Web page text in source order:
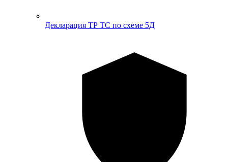
Декларация ТР ТС по схеме 5Д